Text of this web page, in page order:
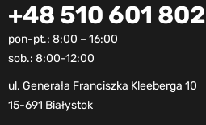
+48 510 601 802
pon-pt.: 8:00 – 16:00
sob.: 8:00-12:00
ul. Generała Franciszka Kleeberga 10
15-691 Białystok